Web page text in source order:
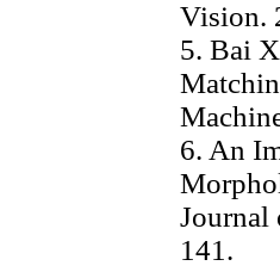
Vision.
5. Bai
6. An
Journal
141.